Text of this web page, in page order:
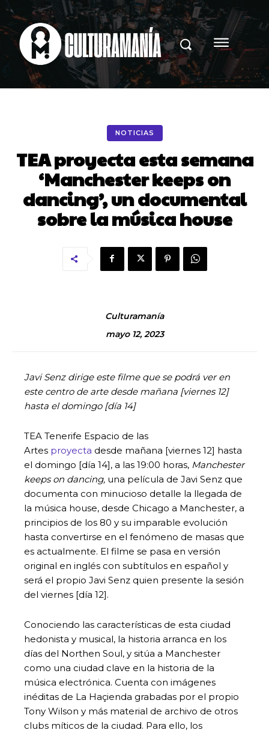
NOTICIAS
TEA proyecta esta semana
‘Manchester keeps on
dancing’, un documental
sobre la música house
Culturamanía
mayo 12, 2023
Javi Senz dirige este filme que se podrá ver en
este centro de arte desde mañana [viernes 12]
hasta el domingo [día 14]
TEA Tenerife Espacio de las
Artes proyecta desde mañana [viernes 12] hasta
el domingo [día 14], a las 19:00 horas, Manchester
keeps on dancing, una película de Javi Senz que
documenta con minucioso detalle la llegada de
la música house, desde Chicago a Manchester, a
principios de los 80 y su imparable evolución
hasta convertirse en el fenómeno de masas que
es actualmente. El filme se pasa en versión
original en inglés con subtítulos en español y
será el propio Javi Senz quien presente la sesión
del viernes [día 12].
Conociendo las características de esta ciudad
hedonista y musical, la historia arranca en los
días del Northen Soul, y sitúa a Manchester
como una ciudad clave en la historia de la
música electrónica. Cuenta con imágenes
inéditas de La Haçienda grabadas por el propio
Tony Wilson y más material de archivo de otros
clubs míticos de la ciudad. Para ello, los